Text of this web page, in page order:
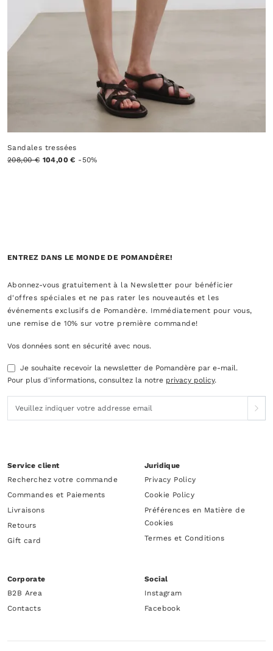
Sandales tressées
208,00 € 104,00 € -50%
ENTREZ DANS LE MONDE DE POMANDÈRE!
Abonnez-vous gratuitement à la Newsletter pour bénéficier
d'offres spéciales et ne pas rater les nouveautés et les
événements exclusifs de Pomandère. Immédiatement pour vous,
une remise de 10% sur votre première commande!
Vos données sont en sécurité avec nous.
Je souhaite recevoir la newsletter de Pomandère par e-mail.
Pour plus d'informations, consultez la notre privacy policy.
Service client
Recherchez votre commande
Commandes et Paiements
Livraisons
Retours
Gift card
Juridique
Privacy Policy
Cookie Policy
Préférences en Matière de
Cookies
Termes et Conditions
Corporate
B2B Area
Contacts
Social
Instagram
Facebook